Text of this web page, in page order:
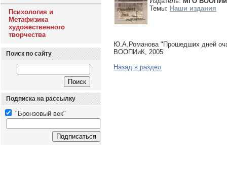
Психология и
Метафизика
художественного
творчества
Поиск по сайту
Подписка на рассылку
"Бронзовый век"
Темы: Наши издания
Ю.А.Романова "Прошедших дней
ВООПИиК, 2005
Назад в раздел